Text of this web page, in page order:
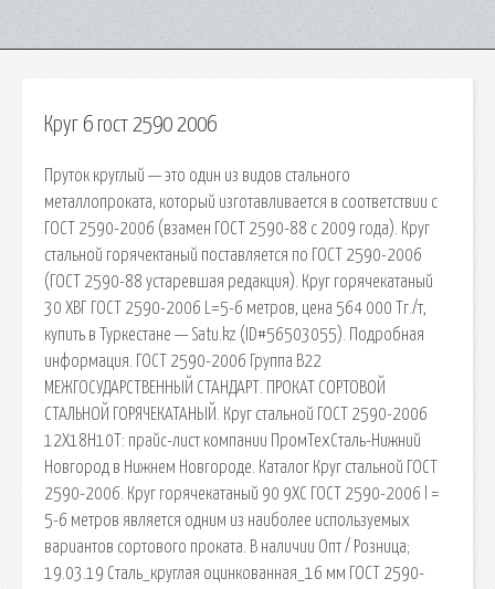
Круг 6 гост 2590 2006
Пруток круглый — это один из видов стального
металлопроката, который изготавливается в соответствии с
ГОСТ 2590-2006 (взамен ГОСТ 2590-88 с 2009 года). Круг
стальной горячектаный поставляется по ГОСТ 2590-2006
(ГОСТ 2590-88 устаревшая редакция). Круг горячекатаный
30 ХВГ ГОСТ 2590-2006 L=5-6 метров, цена 564 000 Тг./т,
купить в Туркестане — Satu.kz (ID#56503055). Подробная
информация. ГОСТ 2590-2006 Группа В22
МЕЖГОСУДАРСТВЕННЫЙ СТАНДАРТ. ПРОКАТ СОРТОВОЙ
СТАЛЬНОЙ ГОРЯЧЕКАТАНЫЙ. Круг стальной ГОСТ 2590-2006
12Х18Н10Т: прайс-лист компании ПромТехСталь-Нижний
Новгород в Нижнем Новгороде. Каталог Круг стальной ГОСТ
2590-2006. Круг горячекатаный 90 9ХС ГОСТ 2590-2006 l =
5-6 метров является одним из наиболее используемых
вариантов сортового проката. В наличии Опт / Розница;
19.03.19 Сталь_круглая оцинкованная_16 мм ГОСТ 2590-